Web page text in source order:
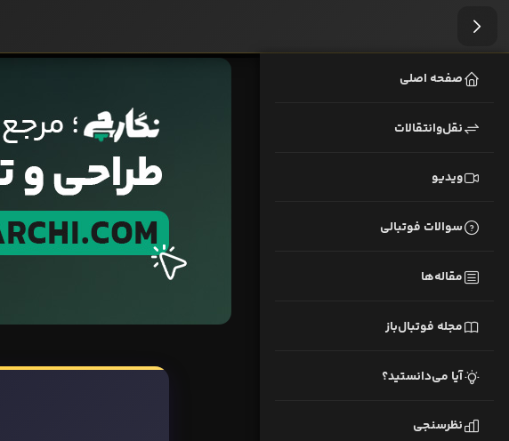
صفحه اصلی
نقل‌وانتقالات
ویدیو
سوالات فوتبالی
مقاله‌ها
مجله فوتبال‌باز
آیا می‌دانستید؟
نظرسنجی